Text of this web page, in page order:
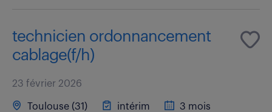
technicien ordonnancement
cablage(f/h)
23 février 2026
Toulouse (31) intérim
3 mois